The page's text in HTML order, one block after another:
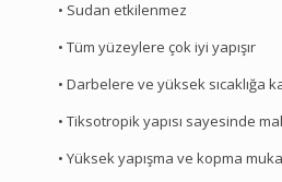
• Sudan etkilenmez
• Tüm yüzeylere çok iyi yapışır
• Darbelere ve yüksek sıcaklığa
• Tiksotropik yapısı sayesinde
• Yüksek yapışma ve kopma